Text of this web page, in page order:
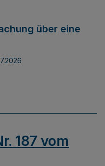
über eine
187 vom